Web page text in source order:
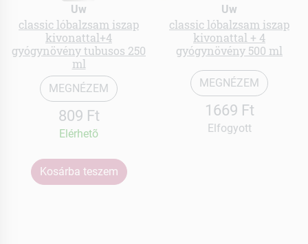
Uw
classic lóbalzsam iszap
kivonattal+4
gyógynövény tubusos 250
ml
MEGNÉZEM
809 Ft
Elérhetõ
Kosárba teszem
Uw
classic lóbalzsam iszap
kivonattal + 4
gyógynövény 500 ml
MEGNÉZEM
1669 Ft
Elfogyott